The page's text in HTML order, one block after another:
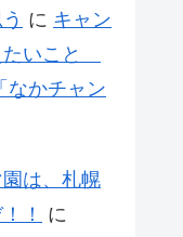
に キャン
たいこと
なかチャン
は、札幌
！
に